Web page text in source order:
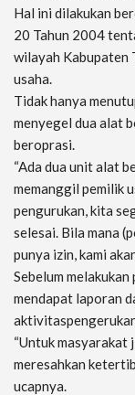
Hal ini dilakukan
20 Tahun 2004
wilayah Kabupaten
usaha.
Tidak hanya
menyegel dua alat
beroprasi.
“Ada dua unit alat
memanggil pemilik
pengurukan, kita
selesai. Bila mana
punya izin, kami
Sebelum
mendapat laporan
“Untuk masyarakat
meresahkan
ucapnya.